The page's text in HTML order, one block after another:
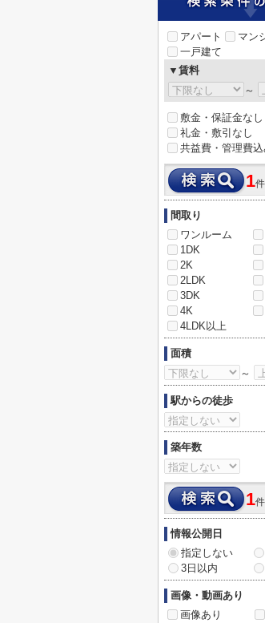
アパート
マン
一戸建て
▼賃料
～
敷金・保証金なし
礼金・敷引なし
共益費・管理費
1
間取り
ワンルーム
1DK
2K
2LDK
3DK
4K
4LDK以上
面積
～
駅からの徒歩
築年数
1
情報公開日
指定しない
3日以内
画像・動画あり
画像あり